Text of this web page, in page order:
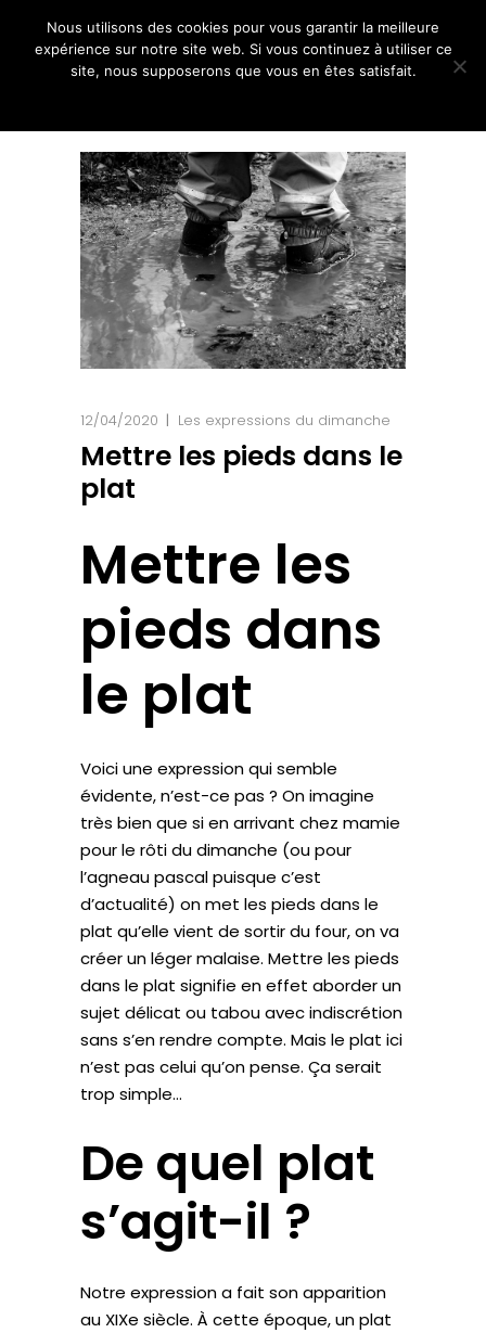
12/04/2020 Les expressions du dimanche
Mettre les pieds dans le
plat
Mettre les
pieds dans
le plat
Voici une expression qui semble
évidente, n’est-ce pas ? On imagine
très bien que si en arrivant chez mamie
pour le rôti du dimanche (ou pour
l’agneau pascal puisque c’est
d’actualité) on met les pieds dans le
plat qu’elle vient de sortir du four, on va
créer un léger malaise. Mettre les pieds
dans le plat signifie en effet aborder un
sujet délicat ou tabou avec indiscrétion
sans s’en rendre compte. Mais le plat ici
n’est pas celui qu’on pense. Ça serait
trop simple…
De quel plat
s’agit-il ?
Notre expression a fait son apparition
au XIXe siècle. À cette époque, un plat
Nous utilisons des cookies pour vous garantir la meilleure
expérience sur notre site web. Si vous continuez à utiliser ce
site, nous supposerons que vous en êtes satisfait.